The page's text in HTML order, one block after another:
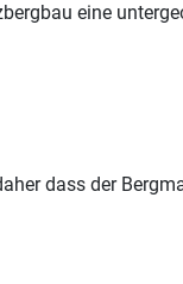
eine
dass der